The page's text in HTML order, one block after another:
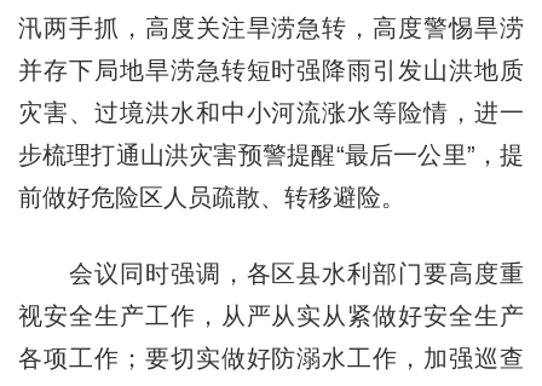
汛两手抓，高度关注旱涝急转，高度警惕旱涝
并存下局地旱涝急转短时强降雨引发山洪地质
灾害、过境洪水和中小河流涨水等险情，进一
步梳理打通山洪灾害预警提醒“最后一公里”，提
前做好危险区人员疏散、转移避险。
会议同时强调，各区县水利部门要高度重
视安全生产工作，从严从实从紧做好安全生产
各项工作；要切实做好防溺水工作，加强巡查